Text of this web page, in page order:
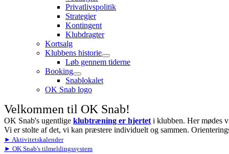
Privatlivspolitik
Strategier
Kontingent
Klubdragter
Kortsalg
Klubbens historie
Løb gennem tiderne
Booking
Snablokalet
OK Snab logo
Velkommen til OK Snab!
OK Snab's ugentlige klubtræning er hjertet i klubben. Her mødes
Vi er stolte af det, vi kan præstere individuelt og sammen.
► Aktivitetskalender
► OK Snab's tilmeldingssystem